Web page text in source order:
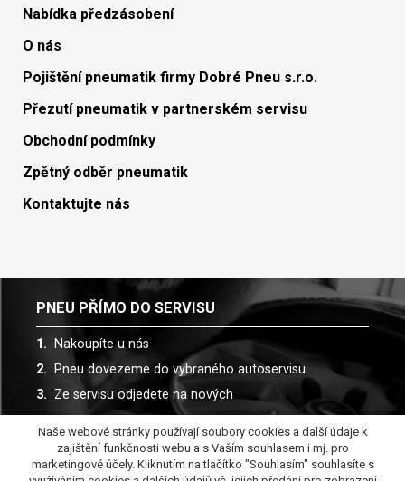
Nabídka předzásobení
O nás
Pojištění pneumatik firmy Dobré Pneu s.r.o.
Přezutí pneumatik v partnerském servisu
Obchodní podmínky
Zpětný odběr pneumatik
Kontaktujte nás
PNEU PŘÍMO DO SERVISU
Nakoupíte u nás
Pneu dovezeme do vybraného autoservisu
Ze servisu odjedete na nových
Spolupracujeme s více než 30 autoservisy
Naše webové stránky používají soubory cookies a další údaje k
zajištění funkčnosti webu a s Vaším souhlasem i mj. pro
marketingové účely. Kliknutím na tlačítko "Souhlasím" souhlasíte s